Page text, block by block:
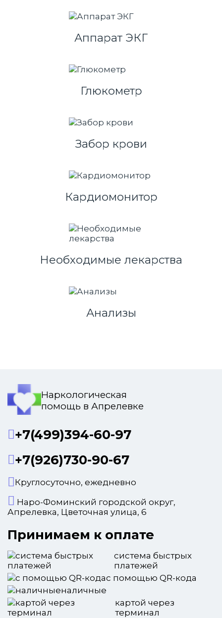
Аппарат ЭКГ
Глюкометр
Забор крови
Кардиомонитор
Необходимые лекарства
Анализы
Наркологическая
помощь в Апрелевке
+7(499)394-60-97
+7(926)730-90-67
Круглосуточно, ежедневно
Наро-Фоминский городской округ,
Апрелевка, Цветочная улица, 6
Принимаем к оплате
система быстрых
платежей
с помощью QR-кода
наличные
картой через
терминал